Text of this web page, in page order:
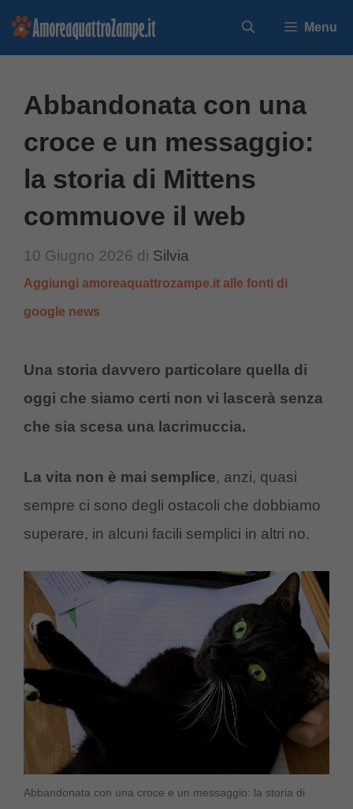
Vai
Menu
Abbandonata con una
croce e un messaggio:
la storia di Mittens
commuove il web
10 Giugno 2026 di Silvia
Aggiungi amoreaquattrozampe.it alle fonti di
google news
Una storia davvero particolare quella di
oggi che siamo certi non vi lascerà senza
che sia scesa una lacrimuccia.
La vita non è mai semplice, anzi, quasi
sempre ci sono degli ostacoli che dobbiamo
superare, in alcuni facili semplici in altri no.
Abbandonata con una croce e un messaggio: la storia di